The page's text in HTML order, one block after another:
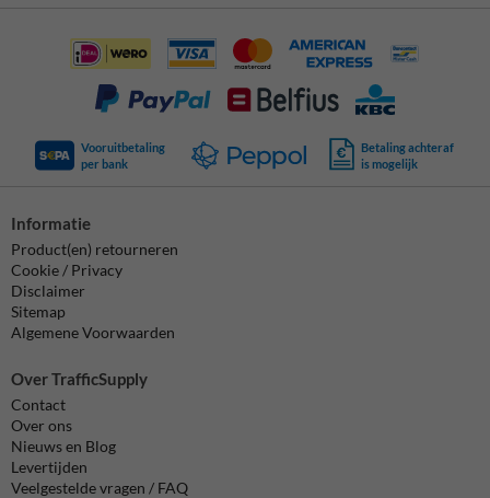
Vooruitbetaling
per bank
Betaling achteraf
is mogelijk
Informatie
Product(en) retourneren
Cookie / Privacy
Disclaimer
Sitemap
Algemene Voorwaarden
Over TrafficSupply
Contact
Over ons
Nieuws en Blog
Levertijden
Veelgestelde vragen / FAQ